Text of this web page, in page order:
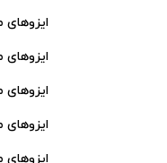
ایزوهای
ایزوهای